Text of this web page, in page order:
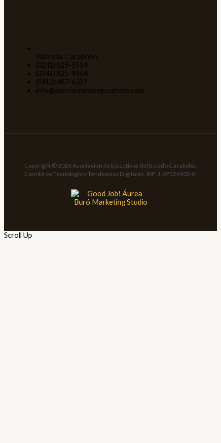
Valencia, Carabobo.
(0241) 825-5504
(0241) 825-9864
(0412) 487-6329
info@asociaciondeejecutivos.com
Copyright © 2026 Asociación de Ejecutivos del Estado Carabobo,
Comité de Tecnología y Tendencias Digitales. RIF: J-07524432-0.
Scroll Up